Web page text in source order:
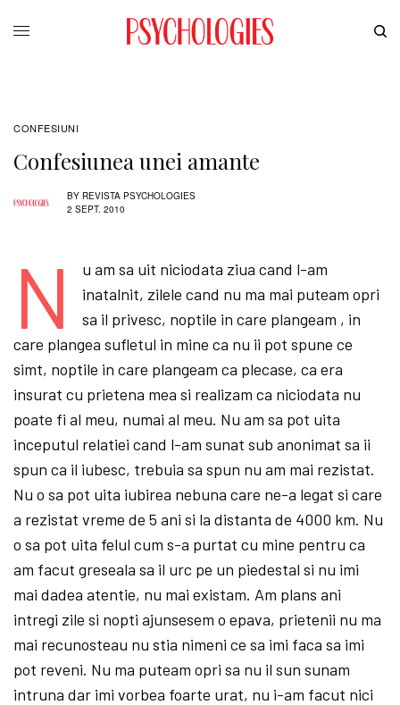
CONFESIUNI
Confesiunea unei amante
BY REVISTA PSYCHOLOGIES
2 SEPT. 2010
N
u am sa uit niciodata ziua cand l-am
inatalnit, zilele cand nu ma mai puteam opri
sa il privesc, noptile in care plangeam , in
care plangea sufletul in mine ca nu ii pot spune ce
simt, noptile in care plangeam ca plecase, ca era
insurat cu prietena mea si realizam ca niciodata nu
poate fi al meu, numai al meu. Nu am sa pot uita
inceputul relatiei cand l-am sunat sub anonimat sa ii
spun ca il iubesc, trebuia sa spun nu am mai rezistat.
Nu o sa pot uita iubirea nebuna care ne-a legat si care
a rezistat vreme de 5 ani si la distanta de 4000 km. Nu
o sa pot uita felul cum s-a purtat cu mine pentru ca
am facut greseala sa il urc pe un piedestal si nu imi
mai dadea atentie, nu mai existam. Am plans ani
intregi zile si nopti ajunsesem o epava, prietenii nu ma
mai recunosteau nu stia nimeni ce sa imi faca sa imi
pot reveni. Nu ma puteam opri sa nu il sun sunam
intruna dar imi vorbea foarte urat, nu i-am facut nici